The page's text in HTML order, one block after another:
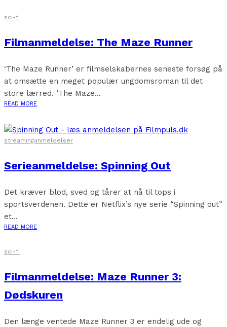
sci-fi
Filmanmeldelse: The Maze Runner
‘The Maze Runner’ er filmselskabernes seneste forsøg på
at omsætte en meget populær ungdomsroman til det
store lærred. ‘The Maze...
READ MORE
streaminganmeldelser
Serieanmeldelse: Spinning Out
Det kræver blod, sved og tårer at nå til tops i
sportsverdenen. Dette er Netflix’s nye serie “Spinning out”
et...
READ MORE
sci-fi
Filmanmeldelse: Maze Runner 3:
Dødskuren
Den længe ventede Maze Runner 3 er endelig ude og